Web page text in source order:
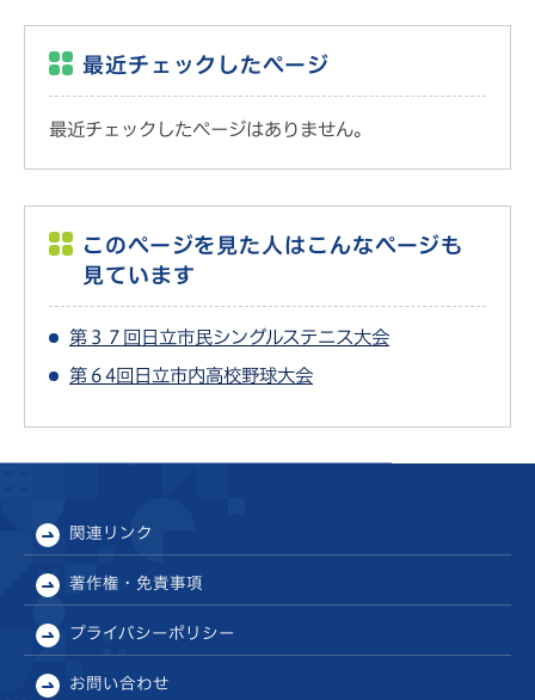
最近チェックしたページ
最近チェックしたページはありません。
このページを見た人はこんなページも
見ています
第３７回日立市民シングルステニス大会
第６4回日立市内高校野球大会
関連リンク
著作権・免責事項
プライバシーポリシー
お問い合わせ